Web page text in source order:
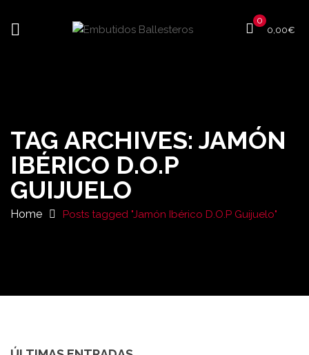
0
0,00€
TAG ARCHIVES: JAMÓN
IBÉRICO D.O.P
GUIJUELO
Home Posts tagged "Jamón Ibérico D.O.P Guijuelo"